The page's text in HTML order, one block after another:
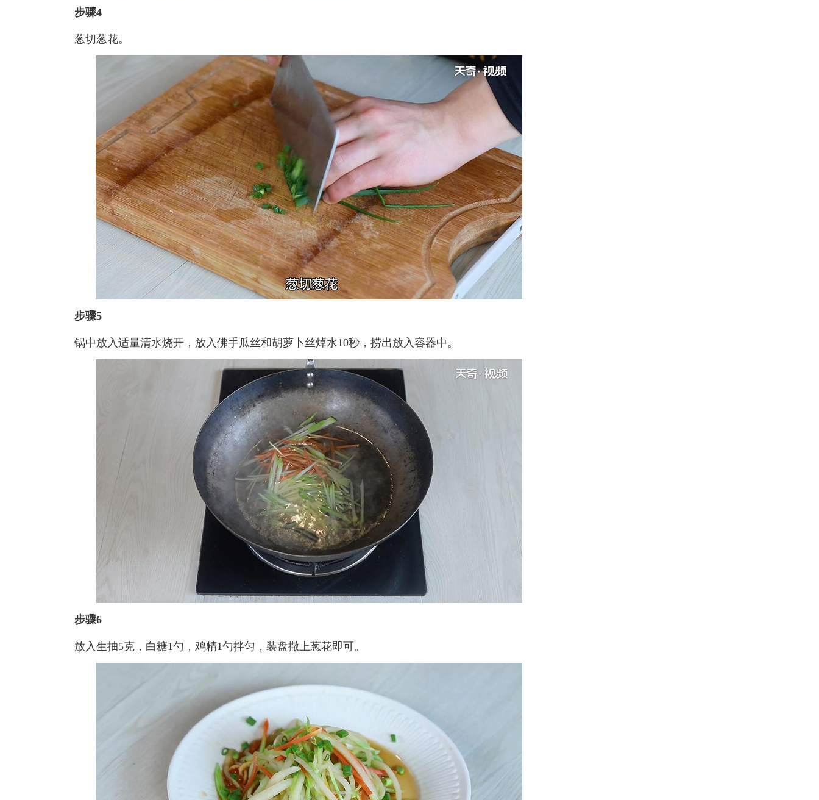
步骤4
葱切葱花。
步骤5
锅中放入适量清水烧开，放入佛手瓜丝和胡萝卜丝焯水10秒，捞出放入容器中。
步骤6
放入生抽5克，白糖1勺，鸡精1勺拌匀，装盘撒上葱花即可。